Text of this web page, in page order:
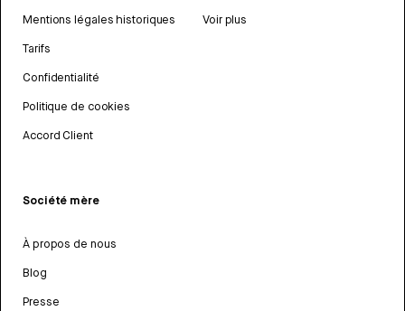
Mentions légales historiques
Tarifs
Confidentialité
Politique de cookies
Accord Client
Voir plus
Société mère
À propos de nous
Blog
Presse